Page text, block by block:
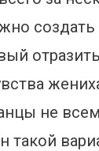
не
такой